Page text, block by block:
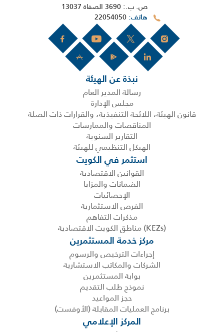
ص. ب.: 3690 الصفاة 13037
هاتف
نبذة عن الهيئة
رسالة المدير العام
مجلس الإدارة
قانون الهيئة، اللائحة التنفيذية، والقرارات ذات الصلة
المناقصات والممارسات
التقارير السنوية
الهيكل التنظيمي للهيئة
استثمر في الكويت
القوانين الاقتصادية
الضمانات والمزايا
الإحصائيات
الفرص الاستثمارية
مذكرات التفاهم
(KEZs) مناطق الكويت الاقتصادية
مركز خدمة المستثمرين
إجراءات الترخيص والرسوم
الشركات والمكاتب الاستشارية
بوابة المستثمرين
نموذج طلب التقديم
حجز المواعيد
برنامج العمليات المقابلة (الأوفست)
المركز الإعلامي